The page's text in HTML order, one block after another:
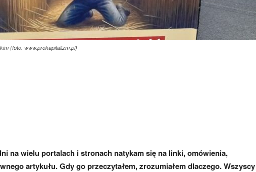
(foto. www.prokapitalizm.pl)
na wielu portalach i stronach natykam się na linki, omówienia,
artykułu. Gdy go przeczytałem, zrozumiałem dlaczego. Wszyscy